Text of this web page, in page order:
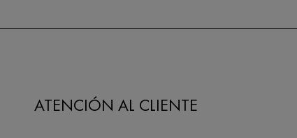
ATENCIÓN AL CLIENTE